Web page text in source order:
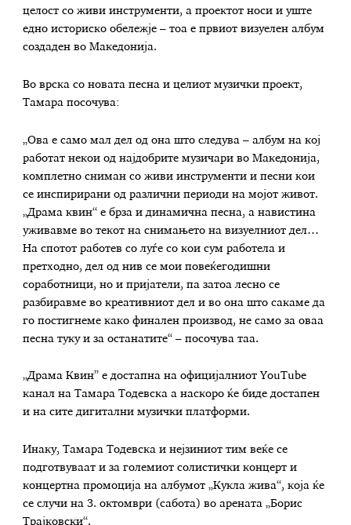
целост со живи инструменти, а проектот носи и уште
едно историско обележје – тоа е првиот визуелен албум
создаден во Македонија.
Во врска со новата песна и целиот музички проект,
Тамара посочува:
„Ова е само мал дел од она што следува – албум на кој
работат некои од најдобрите музичари во Македонија,
комплетно сниман со живи инструменти и песни кои
се инспирирани од различни периоди на мојот живот.
„Драма квин“ е брза и динамична песна, а навистина
уживавме во текот на снимањето на визуелниот дел…
На спотот работев со луѓе со кои сум работела и
претходно, дел од нив се мои повеќегодишни
соработници, но и пријатели, па затоа лесно се
разбиравме во креативниот дел и во она што сакаме да
го постигнеме како финален производ, не само за оваа
песна туку и за останатите“ – посочува таа.
„Драма Квин” е достапна на официјалниот YouTube
канал на Тамара Тодевска а наскоро ќе биде достапен
и на сите дигитални музички платформи.
Инаку, Тамара Тодевска и нејзиниот тим веќе се
подготвуваат и за големиот солистички концерт и
концертна промоција на албумот „Кукла жива“, која ќе
се случи на 3. октомври (сабота) во арената „Борис
Трајковски“.